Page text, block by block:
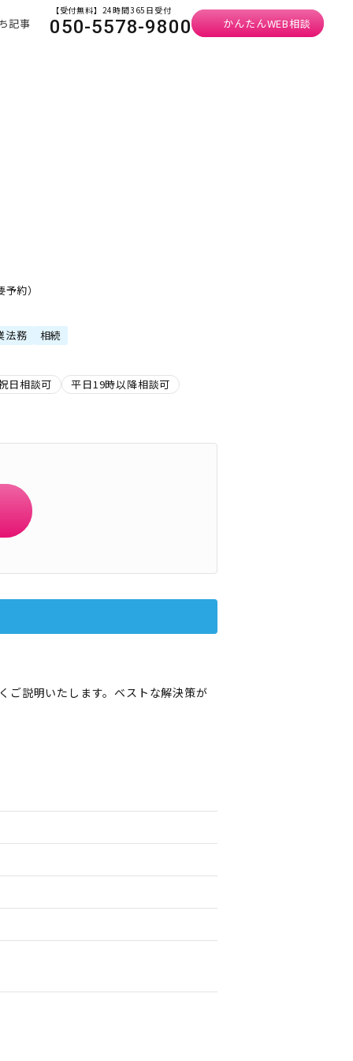
記事
【受付無料】24時間365日受付
050-5578-9800 かんたんWEB相談
約）
法務 相続
日相談可 平日19時以降相談可
ご説明いたします。ベストな解決策が